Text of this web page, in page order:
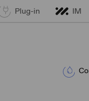
Plug-in IM